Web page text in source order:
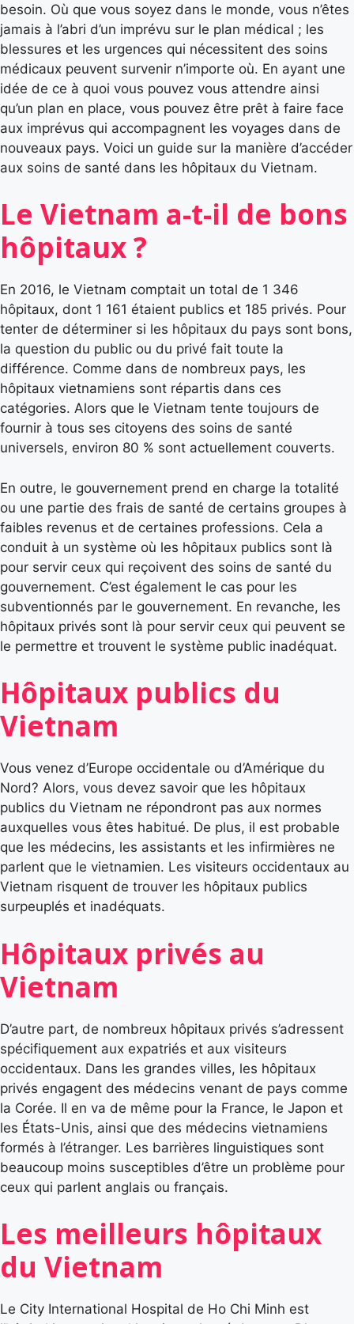
besoin. Où que vous soyez dans le monde, vous n’êtes
jamais à l’abri d’un imprévu sur le plan médical ; les
blessures et les urgences qui nécessitent des soins
médicaux peuvent survenir n’importe où. En ayant une
idée de ce à quoi vous pouvez vous attendre ainsi
qu’un plan en place, vous pouvez être prêt à faire face
aux imprévus qui accompagnent les voyages dans de
nouveaux pays. Voici un guide sur la manière d’accéder
aux soins de santé dans les hôpitaux du Vietnam.
Le Vietnam a-t-il de bons
hôpitaux ?
En 2016, le Vietnam comptait un total de 1 346
hôpitaux, dont 1 161 étaient publics et 185 privés. Pour
tenter de déterminer si les hôpitaux du pays sont bons,
la question du public ou du privé fait toute la
différence. Comme dans de nombreux pays, les
hôpitaux vietnamiens sont répartis dans ces
catégories. Alors que le Vietnam tente toujours de
fournir à tous ses citoyens des soins de santé
universels, environ 80 % sont actuellement couverts.
En outre, le gouvernement prend en charge la totalité
ou une partie des frais de santé de certains groupes à
faibles revenus et de certaines professions. Cela a
conduit à un système où les hôpitaux publics sont là
pour servir ceux qui reçoivent des soins de santé du
gouvernement. C’est également le cas pour les
subventionnés par le gouvernement. En revanche, les
hôpitaux privés sont là pour servir ceux qui peuvent se
le permettre et trouvent le système public inadéquat.
Hôpitaux publics du
Vietnam
Vous venez d’Europe occidentale ou d’Amérique du
Nord? Alors, vous devez savoir que les hôpitaux
publics du Vietnam ne répondront pas aux normes
auxquelles vous êtes habitué. De plus, il est probable
que les médecins, les assistants et les infirmières ne
parlent que le vietnamien. Les visiteurs occidentaux au
Vietnam risquent de trouver les hôpitaux publics
surpeuplés et inadéquats.
Hôpitaux privés au
Vietnam
D’autre part, de nombreux hôpitaux privés s’adressent
spécifiquement aux expatriés et aux visiteurs
occidentaux. Dans les grandes villes, les hôpitaux
privés engagent des médecins venant de pays comme
la Corée. Il en va de même pour la France, le Japon et
les États-Unis, ainsi que des médecins vietnamiens
formés à l’étranger. Les barrières linguistiques sont
beaucoup moins susceptibles d’être un problème pour
ceux qui parlent anglais ou français.
Les meilleurs hôpitaux
du Vietnam
Le City International Hospital de Ho Chi Minh est